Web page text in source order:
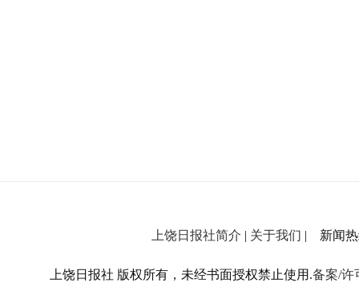
上饶日报社简介 | 关于我们 | 新闻热
上饶日报社 版权所有，未经书面授权禁止使用.备案/许